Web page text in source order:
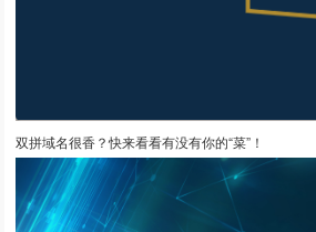
双拼域名很香？快来看看有没有你的“菜”！